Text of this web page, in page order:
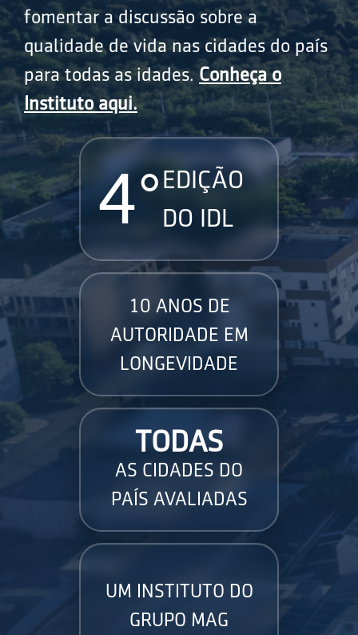
fomentar a discussão sobre a
qualidade de vida nas cidades do país
para todas as idades.Conheça o
Instituto aqui.
4° EDIÇÃO
DO IDL
10 ANOS DE
AUTORIDADE EM
LONGEVIDADE
TODAS
AS CIDADES DO
PAÍS AVALIADAS
UM INSTITUTO DO
GRUPO MAG